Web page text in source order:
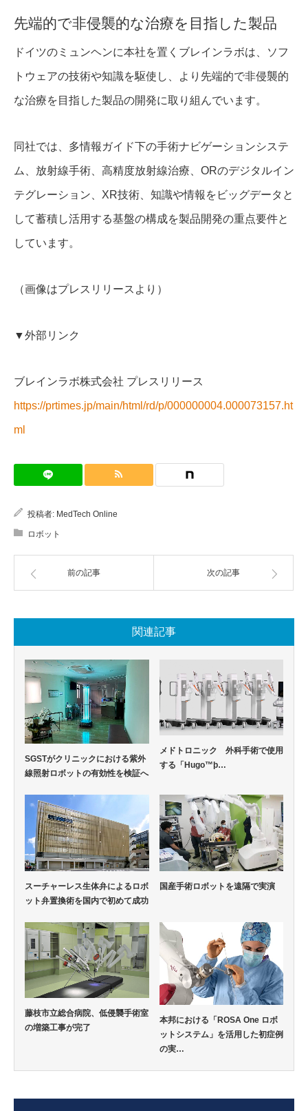
先端的で非侵襲的な治療を目指した製品
ドイツのミュンヘンに本社を置くブレインラボは、ソフ
トウェアの技術や知識を駆使し、より先端的で非侵襲的
な治療を目指した製品の開発に取り組んでいます。
同社では、多情報ガイド下の手術ナビゲーションシステ
ム、放射線手術、高精度放射線治療、ORのデジタルイン
テグレーション、XR技術、知識や情報をビッグデータと
して蓄積し活用する基盤の構成を製品開発の重点要件と
しています。
（画像はプレスリリースより）
▼外部リンク
ブレインラボ株式会社 プレスリリース
https://prtimes.jp/main/html/rd/p/000000004.000073157.ht
ml
投稿者: MedTech Online
ロボット
前の記事 次の記事
関連記事
SGSTがクリニックにおける紫外
線照射ロボットの有効性を検証へ
メドトロニック 外科手術で使用
する「Hugo™þ…
スーチャーレス生体弁によるロボ
ット弁置換術を国内で初めて成功
国産手術ロボットを遠隔で実演
藤枝市立総合病院、低侵襲手術室
の増築工事が完了
本邦における「ROSA One ロボ
ットシステム」を活用した初症例
の実…